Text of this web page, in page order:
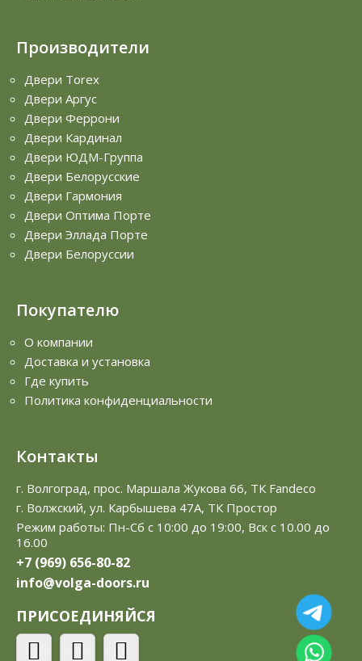
Производители
Двери Torex
Двери Аргус
Двери Феррони
Двери Кардинал
Двери ЮДМ-Группа
Двери Белорусские
Двери Гармония
Двери Оптима Порте
Двери Эллада Порте
Двери Белоруссии
Покупателю
О компании
Доставка и установка
Где купить
Политика конфиденциальности
Контакты
г. Волгоград, прос. Маршала Жукова 66, ТК Fandeco
г. Волжский, ул. Карбышева 47А, ТК Простор
Режим работы: Пн-Сб с 10:00 до 19:00, Вск с 10.00 до
16.00
+7 (969) 656-80-82
info@volga-doors.ru
ПРИСОЕДИНЯЙСЯ